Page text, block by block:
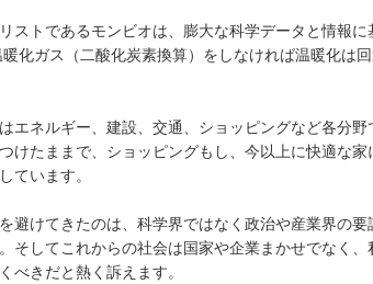
トであるモンビオは、膨大な科学データと情報に
化ガス（二酸化炭素換算）をしなければ温暖化は回
ネルギー、建設、交通、ショッピングなど各分野
けたままで、ショッピングもし、今以上に快適な家
ています。
けてきたのは、科学界ではなく政治や産業界の要
そしてこれからの社会は国家や企業まかせでなく、
べきだと熱く訴えます。